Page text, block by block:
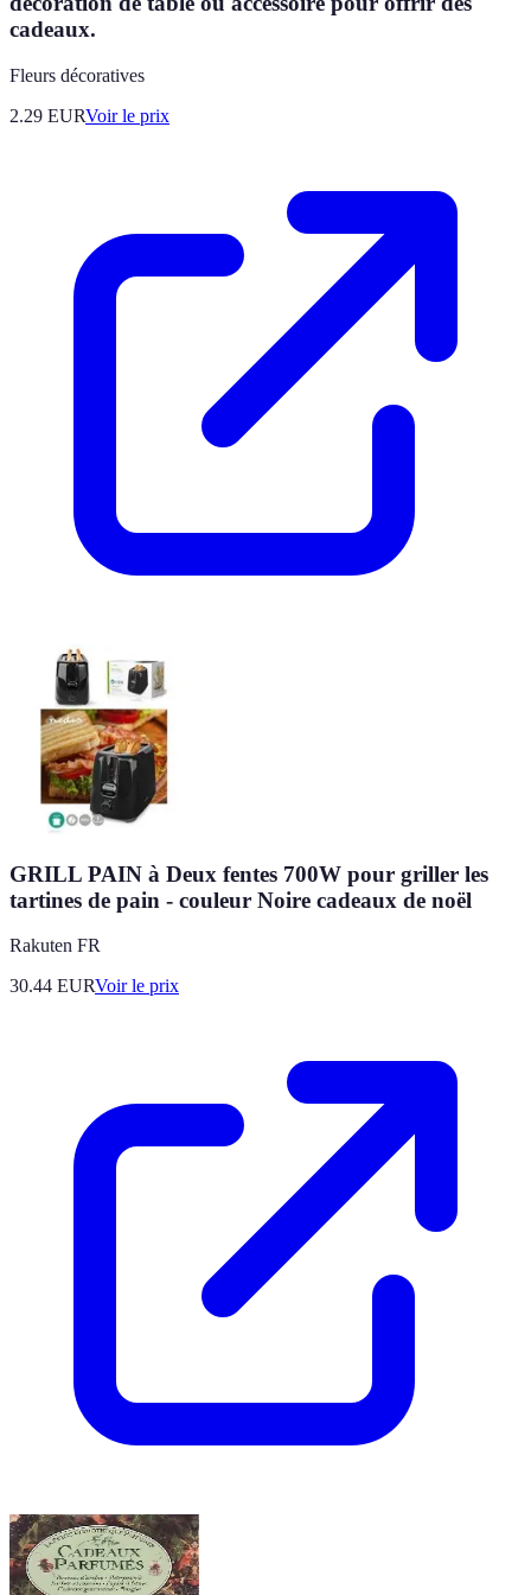
cadeaux.
Fleurs décoratives
2.29 EURVoir le prix
GRILL PAIN à Deux fentes 700W pour griller les
tartines de pain - couleur Noire cadeaux de noël
Rakuten FR
30.44 EURVoir le prix